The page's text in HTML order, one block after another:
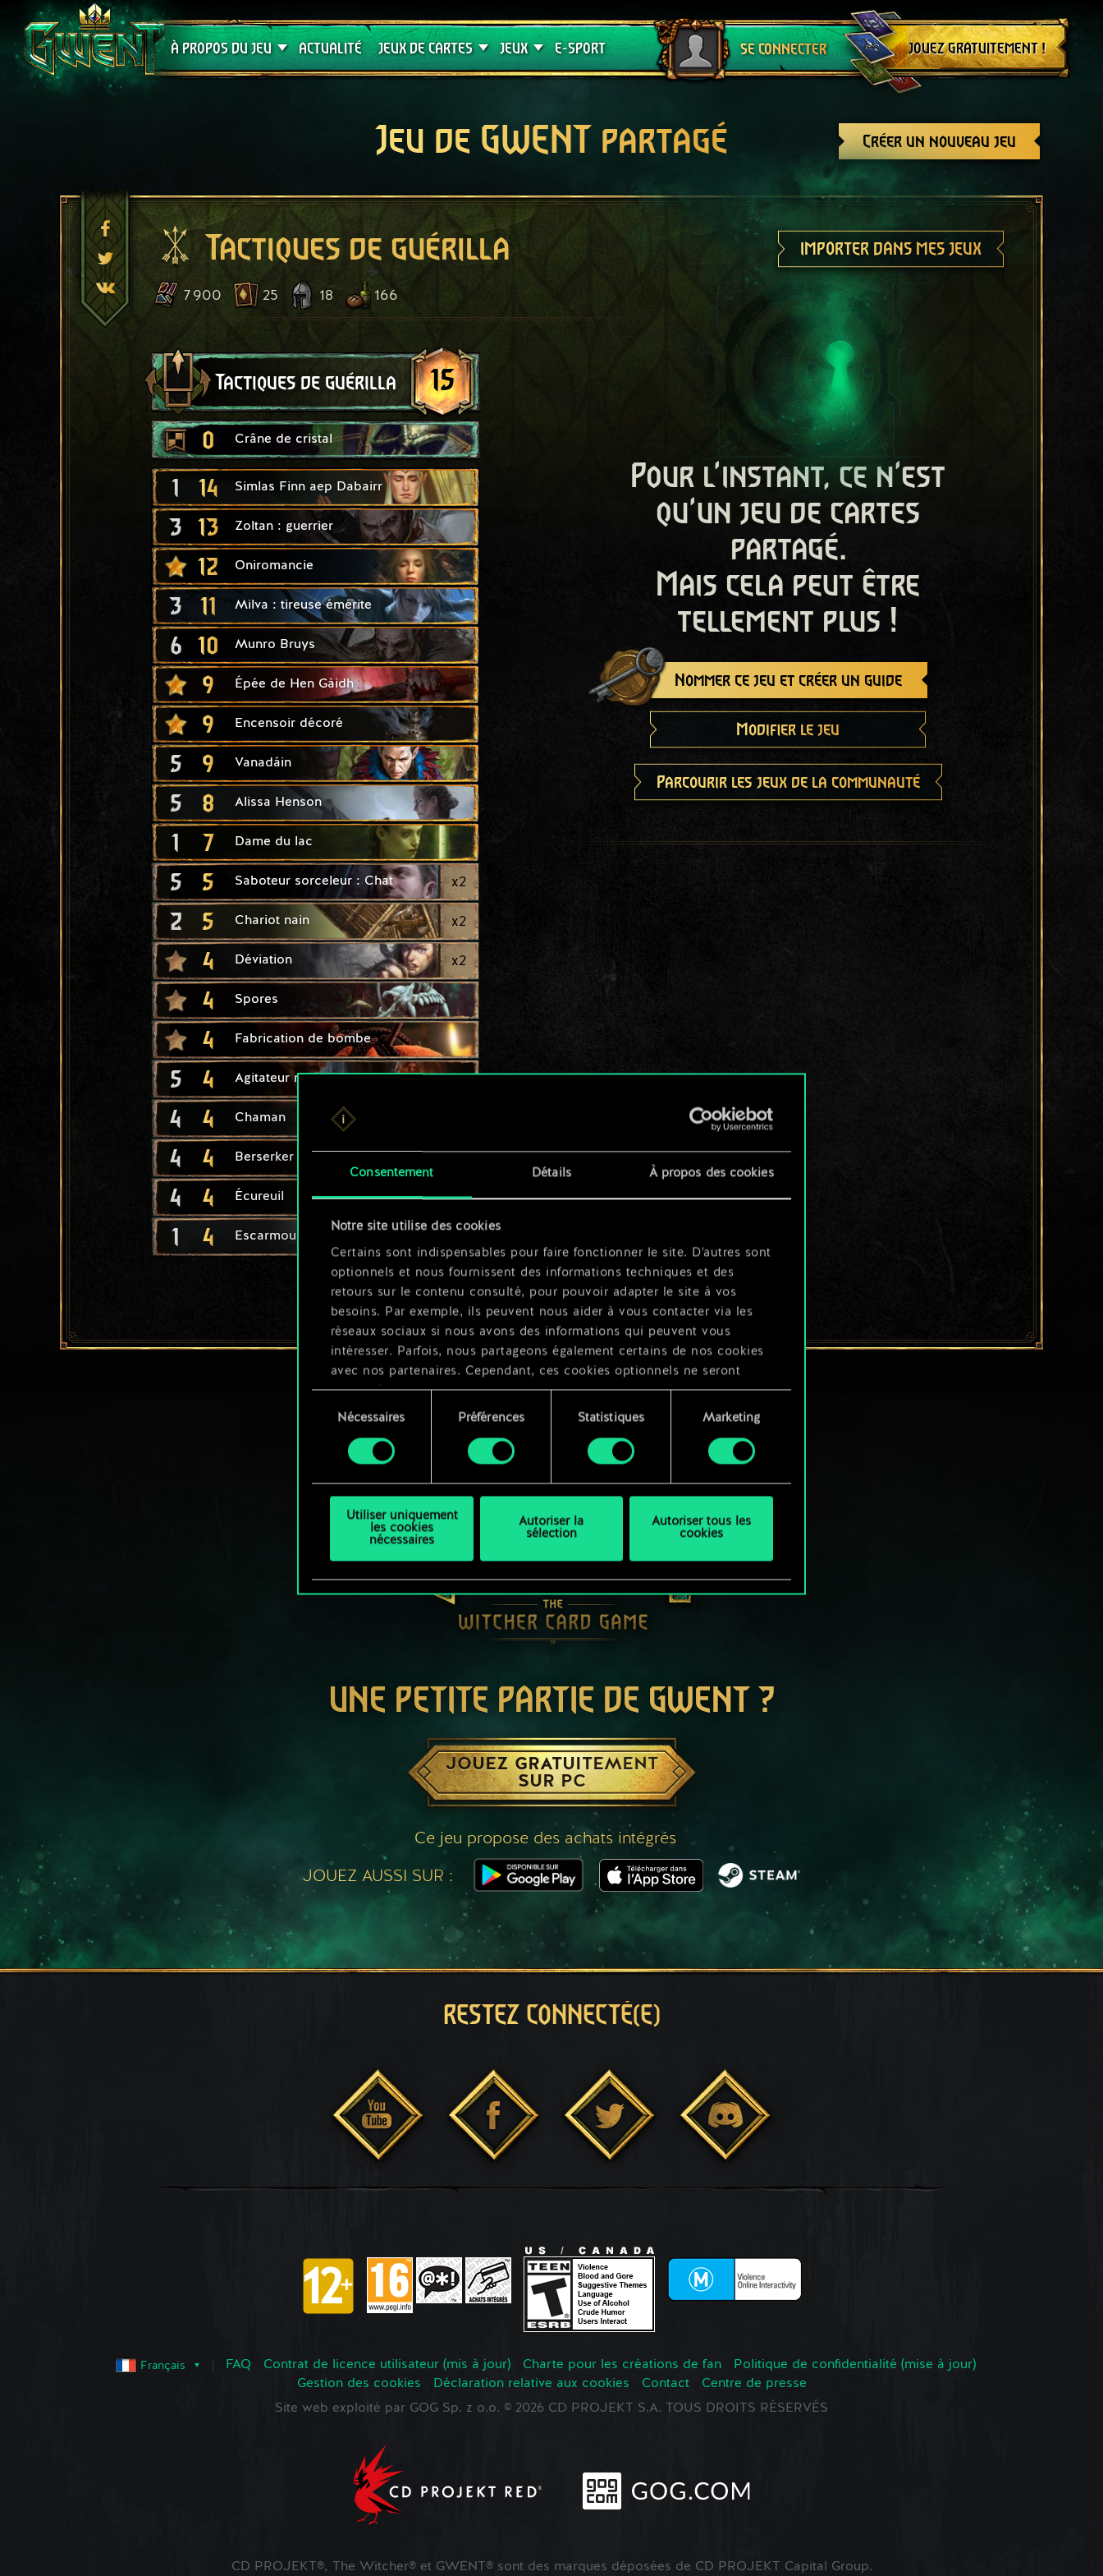
Consentement Détails À propos des cookies
Notre site utilise des cookies
Certains sont indispensables pour faire fonctionner le site. D'autres sont
optionnels et nous fournissent des informations techniques et des
retours sur le contenu consulté, pour pouvoir adapter le site à vos
besoins. Par exemple, ils peuvent nous aider à vous contacter via les
réseaux sociaux si nous avons des informations qui peuvent vous
intéresser. Parfois, nous partageons également certains de nos cookies
avec nos partenaires. Cependant, ces cookies optionnels ne seront
appliqués qu'avec votre permission.
et modifier vos préférences dans le menu "Paramètres" ci-dessous.
consentement
Nécessaires Préférences Statistiques Marketing
Utiliser uniquement
les cookies
nécessaires
Autoriser la
sélection
Autoriser tous les
cookies
À PROPOS DU JEU
Assistance
ACTUALITÉ JEUX DE CARTES
Crimson Curse
JEUX
Guides de jeux
E-SPORT SE CONNECTER
Se déconnecter
JOUEZ GRATUITEMENT !
Créer un nouveau jeu
Jeu de GWENT partagé
Tactiques de guérilla IMPORTER DANS MES JEUX
7 900 25 18 166
Tactiques de guérilla 15
0 Crâne de cristal
1 14 Simlas Finn aep Dabairr
3 13 Zoltan : guerrier
12 Oniromancie
3 11 Milva : tireuse émérite
6 10 Munro Bruys
9 Épée de Hen Gàidh
9 Encensoir décoré
5 9 Vanadáin
5 8 Alissa Henson
1 7 Dame du lac
5 5 Saboteur sorceleur : Chat x2
2 5 Chariot nain x2
4 Déviation x2
4 Spores
4 Fabrication de bombe
5 4 Agitateur nain
4 4 Chaman
4 4 Berserker nain
4 4 Écureuil
1 4 Escarmoucheur nain
Pour l'instant, ce n'est
qu'un jeu de cartes
partagé.
Mais cela peut être
tellement plus !
Nommer ce jeu et créer un guide
Modifier le jeu
Parcourir les jeux de la communauté
UNE PETITE PARTIE DE GWENT ?
JOUEZ GRATUITEMENT
SUR PC
Ce jeu propose des achats intégrés
JOUEZ AUSSI SUR :
RESTEZ CONNECTÉ(E)
Français FAQ Contrat de licence utilisateur (mis à jour) Charte pour les créations de fan
Politique de confidentialité (mise à jour)
Gestion des cookies
Déclaration relative aux cookies Contact
Centre de presse
Site web exploité par GOG Sp. z o.o. © 2026 CD PROJEKT S.A. TOUS DROITS RÉSERVÉS
CD PROJEKT®, The Witcher® et GWENT® sont des marques déposées de CD PROJEKT Capital Group.